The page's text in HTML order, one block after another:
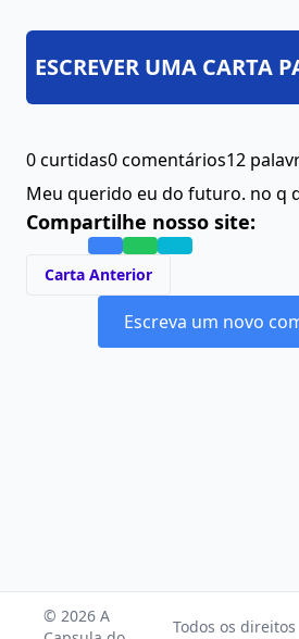
0 curtidas0 comentários12
Meu querido eu do futuro. no q
Compartilhe nosso site:
Carta Anterior
Escreva um novo
ESCREVER UMA CARTA
© 2026 A
Todos os direitos